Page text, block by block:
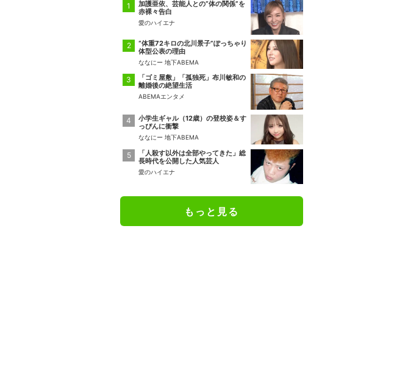
加護亜依、芸能人との“体の関係”を
赤裸々告白
愛のハイエナ
“体重72キロの北川景子”ぽっちゃり
体型公表の理由
ななにー 地下ABEMA
「ゴミ屋敷」「孤独死」布川敏和の
離婚後の絶望生活
ABEMAエンタメ
小学生ギャル（12歳）の登校姿＆す
っぴんに衝撃
ななにー 地下ABEMA
「人殺す以外は全部やってきた」総
長時代を公開した人気芸人
愛のハイエナ
もっと見る